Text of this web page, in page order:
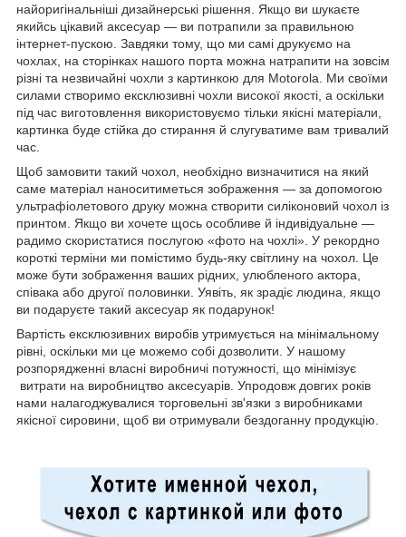
найоригінальніші дизайнерські рішення. Якщо ви шукаєте
якийсь цікавий аксесуар — ви потрапили за правильною
інтернет-пускою. Завдяки тому, що ми самі друкуємо на
чохлах, на сторінках нашого порта можна натрапити на зовсім
різні та незвичайні чохли з картинкою для Motorola. Ми своїми
силами створимо ексклюзивні чохли високої якості, а оскільки
під час виготовлення використовуємо тільки якісні матеріали,
картинка буде стійка до стирання й слугуватиме вам тривалий
час.
Щоб замовити такий чохол, необхідно визначитися на який
саме матеріал наноситиметься зображення — за допомогою
ультрафіолетового друку можна створити силіконовий чохол із
принтом. Якщо ви хочете щось особливе й індивідуальне —
радимо скористатися послугою «фото на чохлі». У рекордно
короткі терміни ми помістимо будь-яку світлину на чохол. Це
може бути зображення ваших рідних, улюбленого актора,
співака або другої половинки. Уявіть, як зрадіє людина, якщо
ви подаруєте такий аксесуар як подарунок!
Вартість ексклюзивних виробів утримується на мінімальному
рівні, оскільки ми це можемо собі дозволити. У нашому
розпорядженні власні виробничі потужності, що мінімізує
витрати на виробництво аксесуарів. Упродовж довгих років
нами налагоджувалися торговельні зв'язки з виробниками
якісної сировини, щоб ви отримували бездоганну продукцію.